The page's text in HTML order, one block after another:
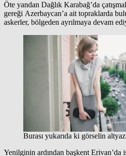
Öte yandan Dağlık Karabağ’da
gereği Azerbaycan’a ait topraklarda
askerler, bölgeden ayrılmaya devam
Burası yukarıda ki görselin
Yenilginin ardından başkent Erivan’da